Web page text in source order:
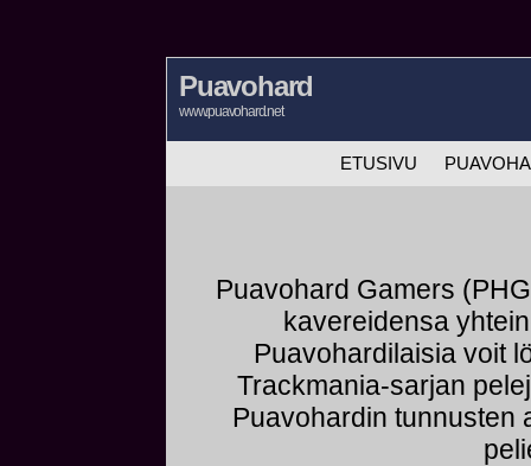
Puavohard
www.puavohard.net
ETUSIVU
Puavohard Gamers
kavereidensa
Puavohardilaisia voit
Trackmania-sarjan
Puavohardin tunnusten